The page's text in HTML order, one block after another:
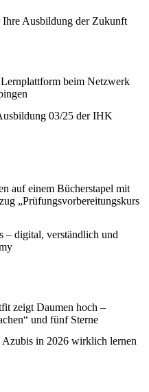
Ausbildung der Zukunft
03/25 der IHK
– digital, verständlich und
Azubis in 2026 wirklich lernen